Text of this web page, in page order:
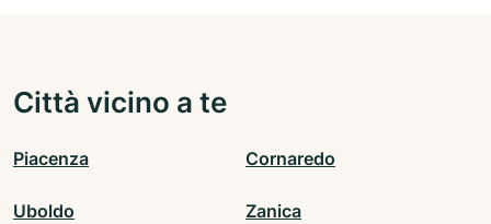
Città vicino a te
Piacenza Cornaredo
Uboldo Zanica